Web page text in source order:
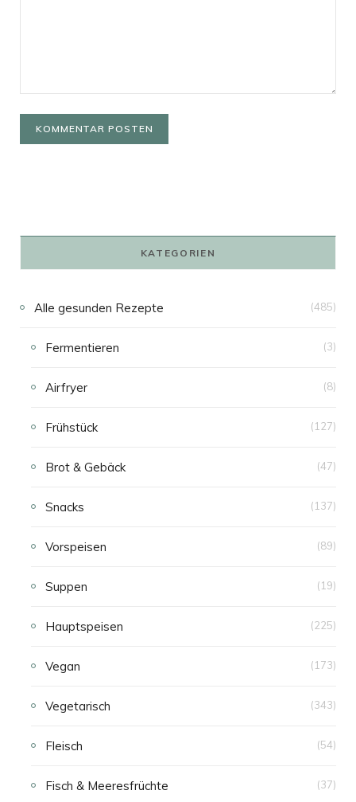
KATEGORIEN
Alle gesunden Rezepte (485)
Fermentieren (3)
Airfryer (8)
Frühstück (127)
Brot & Gebäck (47)
Snacks (137)
Vorspeisen (89)
Suppen (19)
Hauptspeisen (225)
Vegan (173)
Vegetarisch (343)
Fleisch (54)
Fisch & Meeresfrüchte (37)